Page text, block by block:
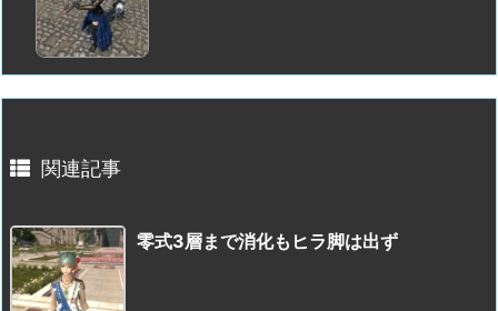
関連記事
零式3層まで消化もヒラ脚は出ず